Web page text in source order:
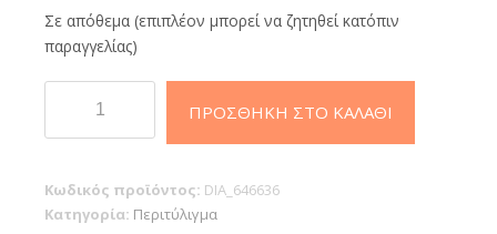
Σε απόθεμα (επιπλέον μπορεί να ζητηθεί κατόπιν
παραγγελίας)
70Χ100
2τεμ
ΠΡΟΣΘΉΚΗ ΣΤΟ ΚΑΛΆΘΙ
Κωδικός προϊόντος: DIA_646636
Κατηγορία: Περιτύλιγμα